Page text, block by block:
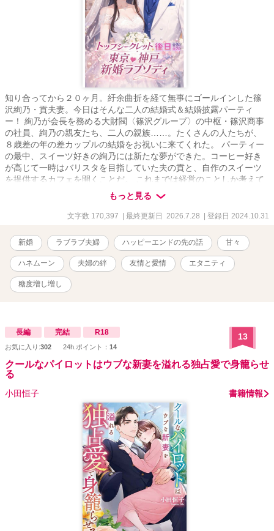
知り合ってから２０ヶ月。紆余曲折を経て無事にゴールインした篠
沢絢乃・貢夫妻。今日はそんな二人の結婚式＆結婚披露パーティ
ー！ 絢乃が会長を務める大財閥〈篠沢グループ〉の中枢・篠沢商事
の社員、絢乃の親友たち、二人の親族……。たくさんの人たちが、
８歳差の年の差カップルの結婚をお祝いに来てくれた。 パーティー
の最中、スイーツ好きの絢乃には新たな夢ができた。コーヒー好き
が高じて一時はバリスタを目指していた夫の貢と、自作のスイーツ
を提供するカフェを開くことだ。 これまでは経営のことしか考えて
いなかったけれど、会長は名誉職。だから将来的にはパティシエー
ルになる勉強を本格的に始めよう――。最愛の人に背中を押しても
らった彼女はそう決意した。 結婚披露パーティーが終わり、二人は
島方面。 彼女たちはそこで、一年前に出張で訊ねた神戸支社の川元
支社長と再会。 旅先では仕事のことを忘れ、毎日イチャイチャする
二人なのだった……。 ※※エッチなシーンが登場するエピソードに
は「♡」マークをつけてます。※※
もっと見る
文字数 170,397 | 最終更新日 2026.7.28 | 登録日 2024.10.31
新婚 ラブラブ夫婦 ハッピーエンドの先の話 甘々
ハネムーン 夫婦の絆 友情と愛情 エタニティ
糖度増し増し
長編 完結 R18
お気に入り:302 24h.ポイント： 14
13
クールなパイロットはウブな新妻を溢れる独占愛で身籠らせ
る
小田恒子 書籍情報